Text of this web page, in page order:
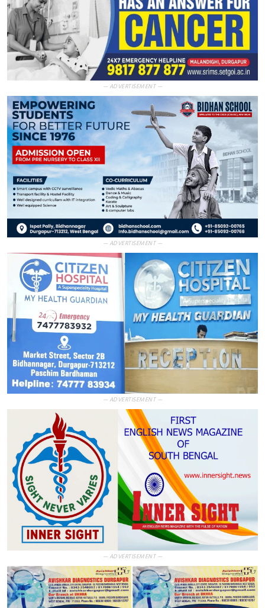
— ADVERTISEMENT —
— ADVERTISEMENT —
— ADVERTISEMENT —
— ADVERTISEMENT —